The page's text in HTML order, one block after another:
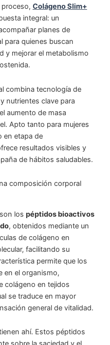
proceso, Colágeno Slim+
integral: un
planes de
para quienes buscan
y mejorar el metabolismo
combina tecnología de
nutrientes clave para
aumento de masa
Apto tanto para mujeres
en etapa de
resultados visibles y
de hábitos saludables.
composición corporal
son los péptidos bioactivos
, obtenidos mediante un
de colágeno en
facilitando su
permite que los
en el organismo,
colágeno en tejidos
se traduce en mayor
general de vitalidad.
ahí. Estos péptidos